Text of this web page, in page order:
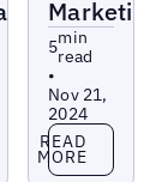
sie löst
5min
read
•
Nov 21,
2024
Read more
READ
MORE